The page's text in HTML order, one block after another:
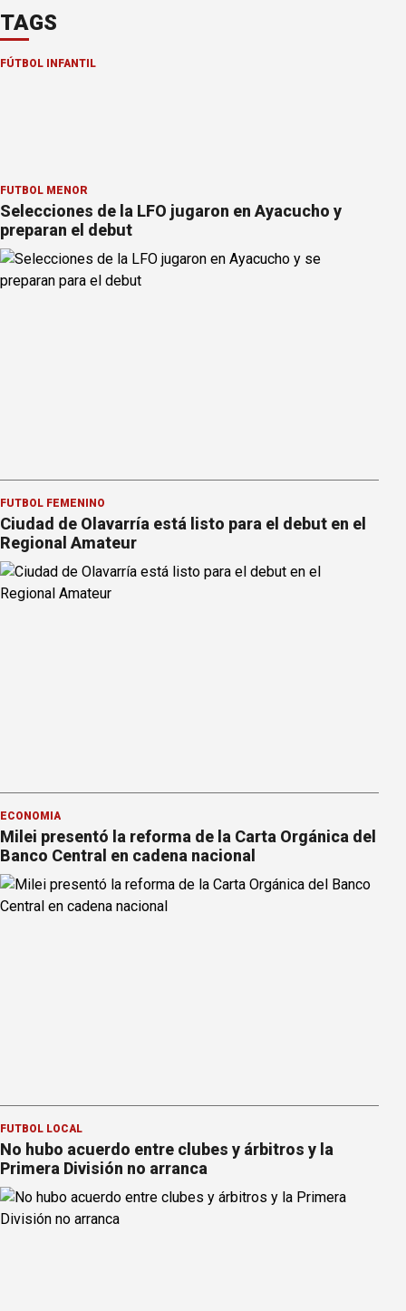
TAGS
FÚTBOL INFANTIL
FÚTBOL MENOR
Selecciones de la LFO jugaron en Ayacucho y
preparan el debut
FÚTBOL FEMENINO
Ciudad de Olavarría está listo para el debut en el
Regional Amateur
ECONOMÍA
Milei presentó la reforma de la Carta Orgánica del
Banco Central en cadena nacional
FÚTBOL LOCAL
No hubo acuerdo entre clubes y árbitros y la
Primera División no arranca